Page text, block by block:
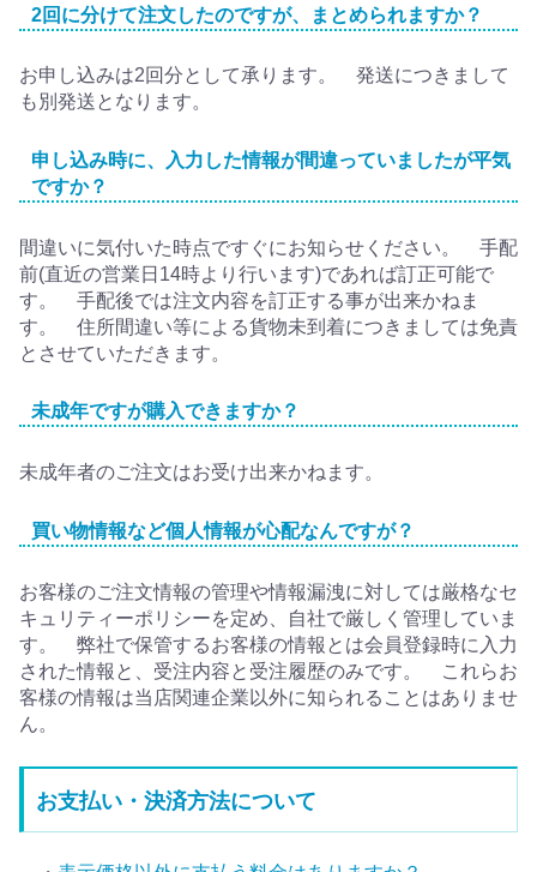
2回に分けて注文したのですが、まとめられますか？
お申し込みは2回分として承ります。 発送につきまして
も別発送となります。
申し込み時に、入力した情報が間違っていましたが平気
ですか？
間違いに気付いた時点ですぐにお知らせください。 手配
前(直近の営業日14時より行います)であれば訂正可能で
す。 手配後では注文内容を訂正する事が出来かねま
す。 住所間違い等による貨物未到着につきましては免責
とさせていただきます。
未成年ですが購入できますか？
未成年者のご注文はお受け出来かねます。
買い物情報など個人情報が心配なんですが？
お客様のご注文情報の管理や情報漏洩に対しては厳格なセ
キュリティーポリシーを定め、自社で厳しく管理していま
す。 弊社で保管するお客様の情報とは会員登録時に入力
された情報と、受注内容と受注履歴のみです。 これらお
客様の情報は当店関連企業以外に知られることはありませ
ん。
お支払い・決済方法について